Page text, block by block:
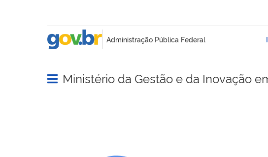
Abrir menu principal de navegação
Ministério da Gestão e da Inovação